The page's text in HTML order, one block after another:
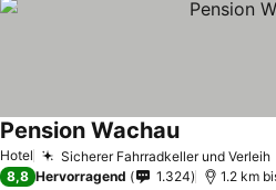
Hotel Sicherer Fahrradkeller und Verleih
Pension Wachau
8,8 Hervorragend 1.324 1.2 km